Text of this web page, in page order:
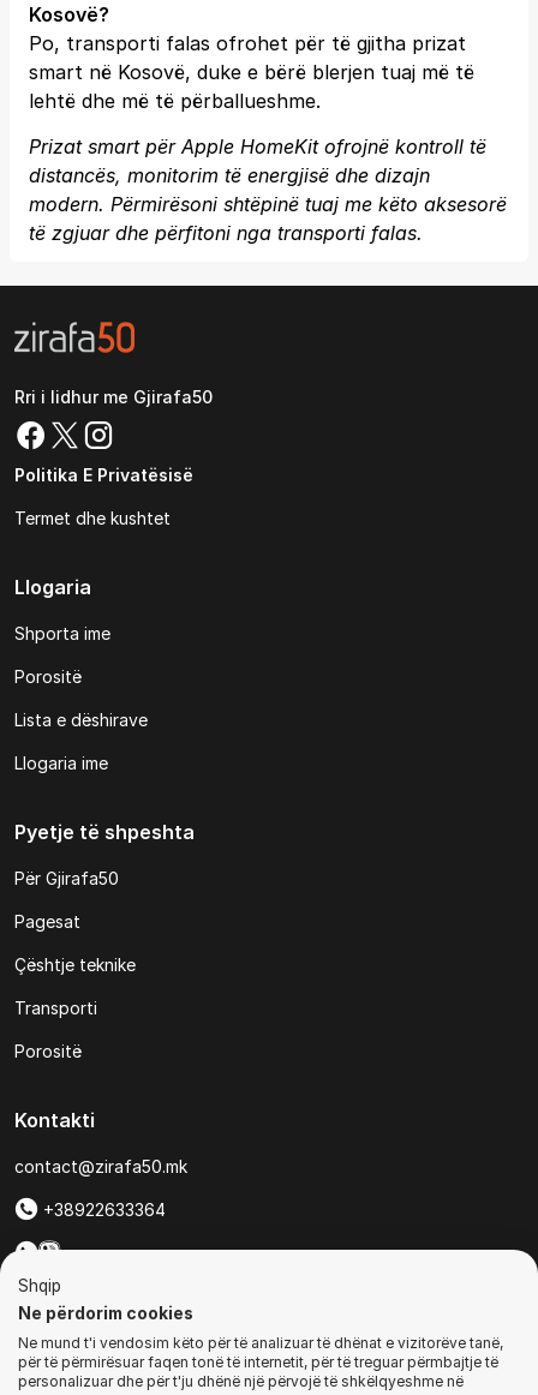
Kosovë?
Po, transporti falas ofrohet për të gjitha prizat
smart në Kosovë, duke e bërë blerjen tuaj më të
lehtë dhe më të përballueshme.
Prizat smart për Apple HomeKit ofrojnë kontroll të
distancës, monitorim të energjisë dhe dizajn
modern. Përmirësoni shtëpinë tuaj me këto aksesorë
të zgjuar dhe përfitoni nga transporti falas.
Rri i lidhur me Gjirafa50
Politika E Privatësisë
Termet dhe kushtet
Llogaria
Shporta ime
Porositë
Lista e dëshirave
Llogaria ime
Pyetje të shpeshta
Për Gjirafa50
Pagesat
Çështje teknike
Transporti
Porositë
Kontakti
contact@zirafa50.mk
+38922633364
Për kërkesa të ofertave:
b2b@zirafa50.mk
Jadranska Magistrala No. 86, Skopje, North Macedonia
Shqip
Ne përdorim cookies
Ne mund t'i vendosim këto për të analizuar të dhënat e vizitorëve tanë,
për të përmirësuar faqen tonë të internetit, për të treguar përmbajtje të
personalizuar dhe për t'ju dhënë një përvojë të shkëlqyeshme në